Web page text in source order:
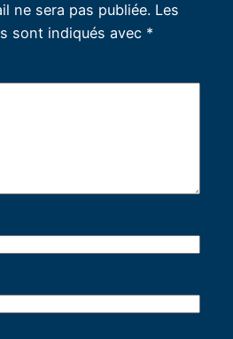
ne sera pas publiée. Les
sont indiqués avec *